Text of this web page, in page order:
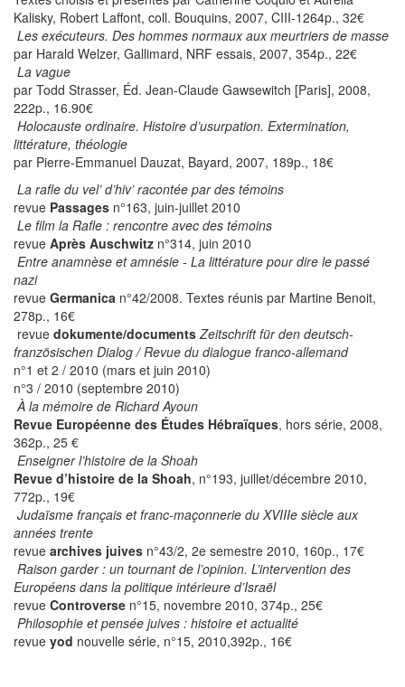
Kalisky, Robert Laffont, coll. Bouquins, 2007, CIII-1264p., 32€
Les exécuteurs. Des hommes normaux aux meurtriers de masse
par Harald Welzer, Gallimard, NRF essais, 2007, 354p., 22€
La vague
par Todd Strasser, Éd. Jean-Claude Gawsewitch [Paris], 2008,
222p., 16.90€
Holocauste ordinaire. Histoire d’usurpation. Extermination,
littérature, théologie
par Pierre-Emmanuel Dauzat, Bayard, 2007, 189p., 18€
La rafle du vel’ d’hiv’ racontée par des témoins
revue Passages n°163, juin-juillet 2010
Le film la Rafle : rencontre avec des témoins
revue Après Auschwitz n°314, juin 2010
Entre anamnèse et amnésie - La littérature pour dire le passé
nazi
revue Germanica n°42/2008. Textes réunis par Martine Benoit,
278p., 16€
revue dokumente/documents Zeitschrift für den deutsch-
französischen Dialog / Revue du dialogue franco-allemand
n°1 et 2 / 2010 (mars et juin 2010)
n°3 / 2010 (septembre 2010)
À la mémoire de Richard Ayoun
Revue Européenne des Études Hébraïques, hors série, 2008,
362p., 25 €
Enseigner l’histoire de la Shoah
Revue d’histoire de la Shoah, n°193, juillet/décembre 2010,
772p., 19€
Judaïsme français et franc-maçonnerie du XVIIIe siècle aux
années trente
revue archives juives n°43/2, 2e semestre 2010, 160p., 17€
Raison garder : un tournant de l’opinion. L’intervention des
Européens dans la politique intérieure d’Israël
revue Controverse n°15, novembre 2010, 374p., 25€
Philosophie et pensée juives : histoire et actualité
revue yod nouvelle série, n°15, 2010,392p., 16€